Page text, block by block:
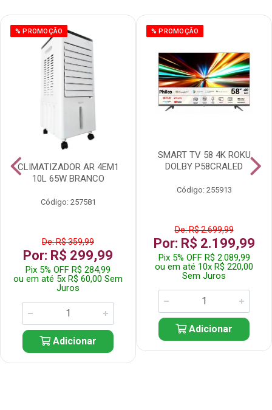
% PROMOÇÃO
CLIMATIZADOR AR 4EM1
10L 65W BRANCO
Código: 257581
De: R$ 359,99
Por: R$ 299,99
Pix 5% OFF R$ 284,99
ou em até 5x R$ 60,00 Sem
Juros
Adicionar
% PROMOÇÃO
SMART TV 58 4K ROKU
DOLBY P58CRALED
Código: 255913
De: R$ 2.699,99
Por: R$ 2.199,99
Pix 5% OFF R$ 2.089,99
ou em até 10x R$ 220,00
Sem Juros
Adicionar